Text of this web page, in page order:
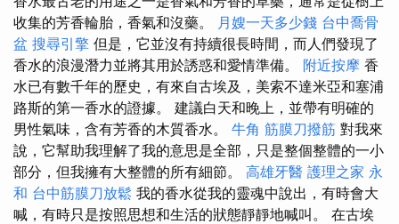
收集的芳香輪胎，香氣和沒藥。 月嫂一天多少錢 台中喬骨
盆 搜尋引擎 但是，它並沒有持續很長時間，而人們發現了
香水的浪漫潛力並將其用於誘惑和愛情準備。 附近按摩 香
水已有數千年的歷史，有來自古埃及，美索不達米亞和塞浦
路斯的第一香水的證據。 建議白天和晚上，並帶有明確的
男性氣味，含有芳香的木質香水。 牛角 筋膜刀撥筋 對我來
說，它幫助我理解了我的意思是全部，只是整個整體的一小
部分，但我擁有大整體的所有細節。 高雄牙醫 護理之家 永
和 台中筋膜刀放鬆 我的香水從我的靈魂中說出，有時會大
喊，有時只是按照思想和生活的狀態靜靜地喊叫。 在古埃